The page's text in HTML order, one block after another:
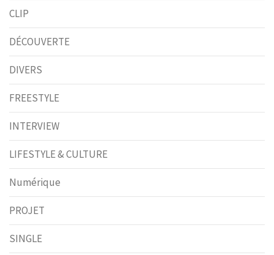
CLIP
DÉCOUVERTE
DIVERS
FREESTYLE
INTERVIEW
LIFESTYLE & CULTURE
Numérique
PROJET
SINGLE